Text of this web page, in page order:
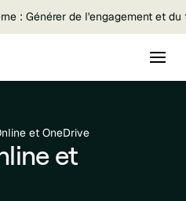
: Générer de l'engagement et
et OneDrive
et